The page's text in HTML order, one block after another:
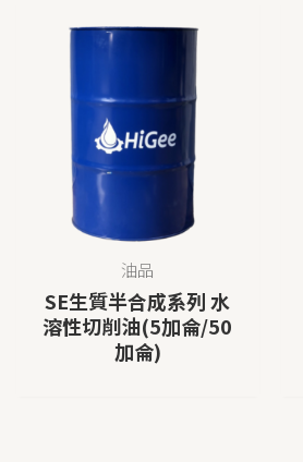
油品
SE生質半合成系列 水
溶性切削油(5加侖/50
加侖)